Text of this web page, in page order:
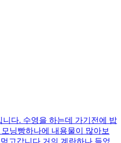
다. 수영을 하는데 가기전에 밥
닝빵하나에 내용물이 많아보
고갑니다 거의 계란하나 들었